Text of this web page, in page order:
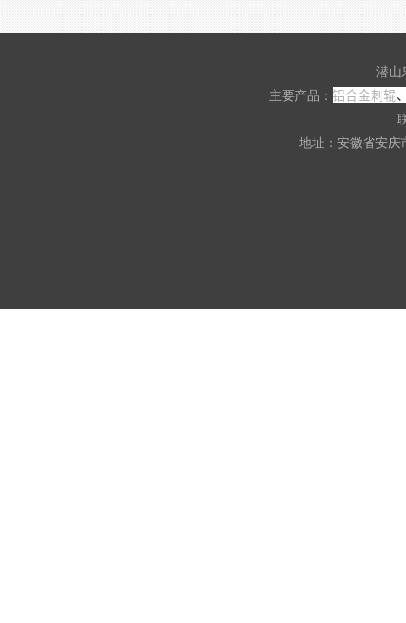
潜
主要产品： 铝合金刺辊
地址：安徽省安